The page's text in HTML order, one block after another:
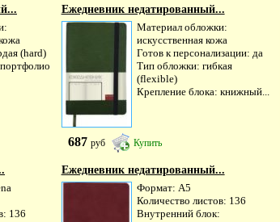
(hard)
Ежедневник недатированный...
Материал обложки:
искусственная кожа
Готов к персонализации: да
Тип обложки: гибкая
(flexible)
Крепление блока: книжный...
687 руб Купить
136
Ежедневник недатированный...
Формат: А5
Количество листов: 136
Внутренний блок: